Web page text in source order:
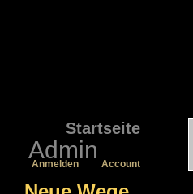
Startseite
Admin
Anmelden Account